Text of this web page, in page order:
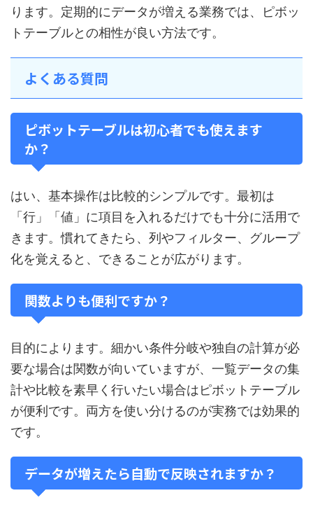
ります。定期的にデータが増える業務では、ピボッ
トテーブルとの相性が良い方法です。
よくある質問
ピボットテーブルは初心者でも使えます
か？
はい、基本操作は比較的シンプルです。最初は
「行」「値」に項目を入れるだけでも十分に活用で
きます。慣れてきたら、列やフィルター、グループ
化を覚えると、できることが広がります。
関数よりも便利ですか？
目的によります。細かい条件分岐や独自の計算が必
要な場合は関数が向いていますが、一覧データの集
計や比較を素早く行いたい場合はピボットテーブル
が便利です。両方を使い分けるのが実務では効果的
です。
データが増えたら自動で反映されますか？